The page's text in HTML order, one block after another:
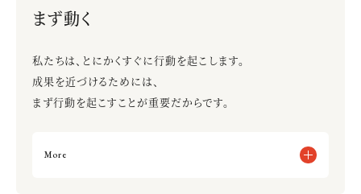
目的が曖昧な挑戦をする
まず動く
私たちは、とにかくすぐに行動を起こします。
成果を近づけるためには、
まず行動を起こすことが重要だからです。
More